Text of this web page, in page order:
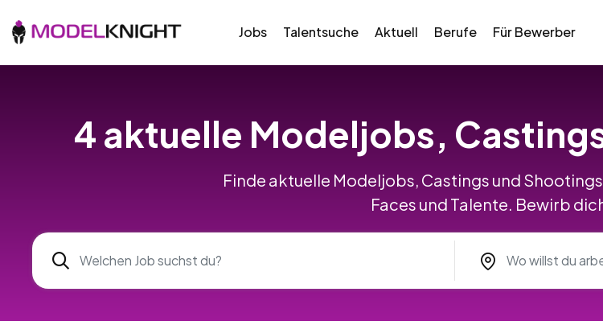
Jobs Talentsuche Aktuell Berufe Für Bewerber
4 aktuelle Modeljobs,
Finde aktuelle Modeljobs, Castings und
Faces und Talente. Bewirb